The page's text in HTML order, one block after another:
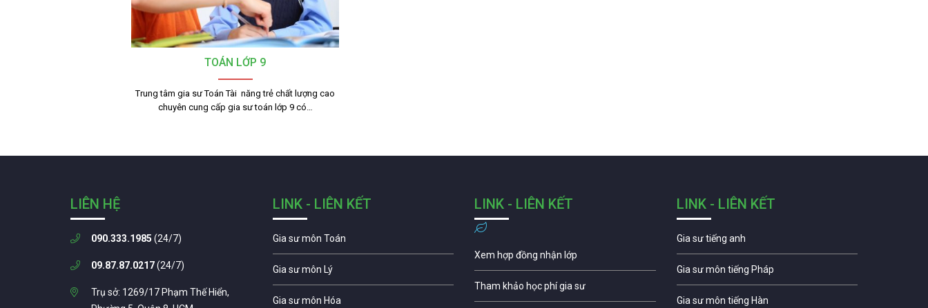
TOÁN LỚP 9
Trung tâm gia sư Toán Tài năng trẻ chất lượng cao
chuyên cung cấp gia sư toán lớp 9 có…
LIÊN HỆ
090.333.1985 (24/7)
09.87.87.0217(24/7)
Trụ sở: 1269/17 Phạm Thế Hiển,
LINK - LIÊN KẾT
Gia sư môn Toán
Gia sư môn Lý
Gia sư môn Hóa
LINK - LIÊN KẾT
Xem hợp đồng nhận lớp
Tham khảo học phí gia sư
LINK - LIÊN KẾT
Gia sư tiếng anh
Gia sư môn tiếng Pháp
Gia sư môn tiếng Hàn